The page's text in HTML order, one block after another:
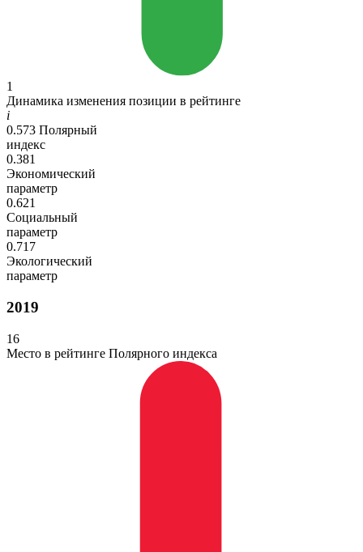
1
Динамика изменения позиции в рейтинге
i
0.573 Полярный
индекс
0.381
Экономический
параметр
0.621
Социальный
параметр
0.717
Экологический
параметр
2019
16
Место в рейтинге Полярного индекса